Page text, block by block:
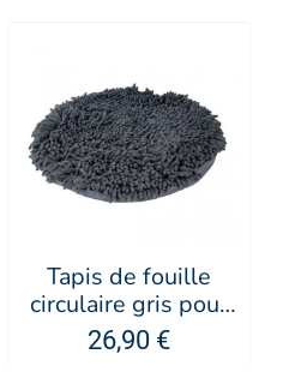
Tapis de fouille
circulaire gris pour
chien - Doogy
26,90 €